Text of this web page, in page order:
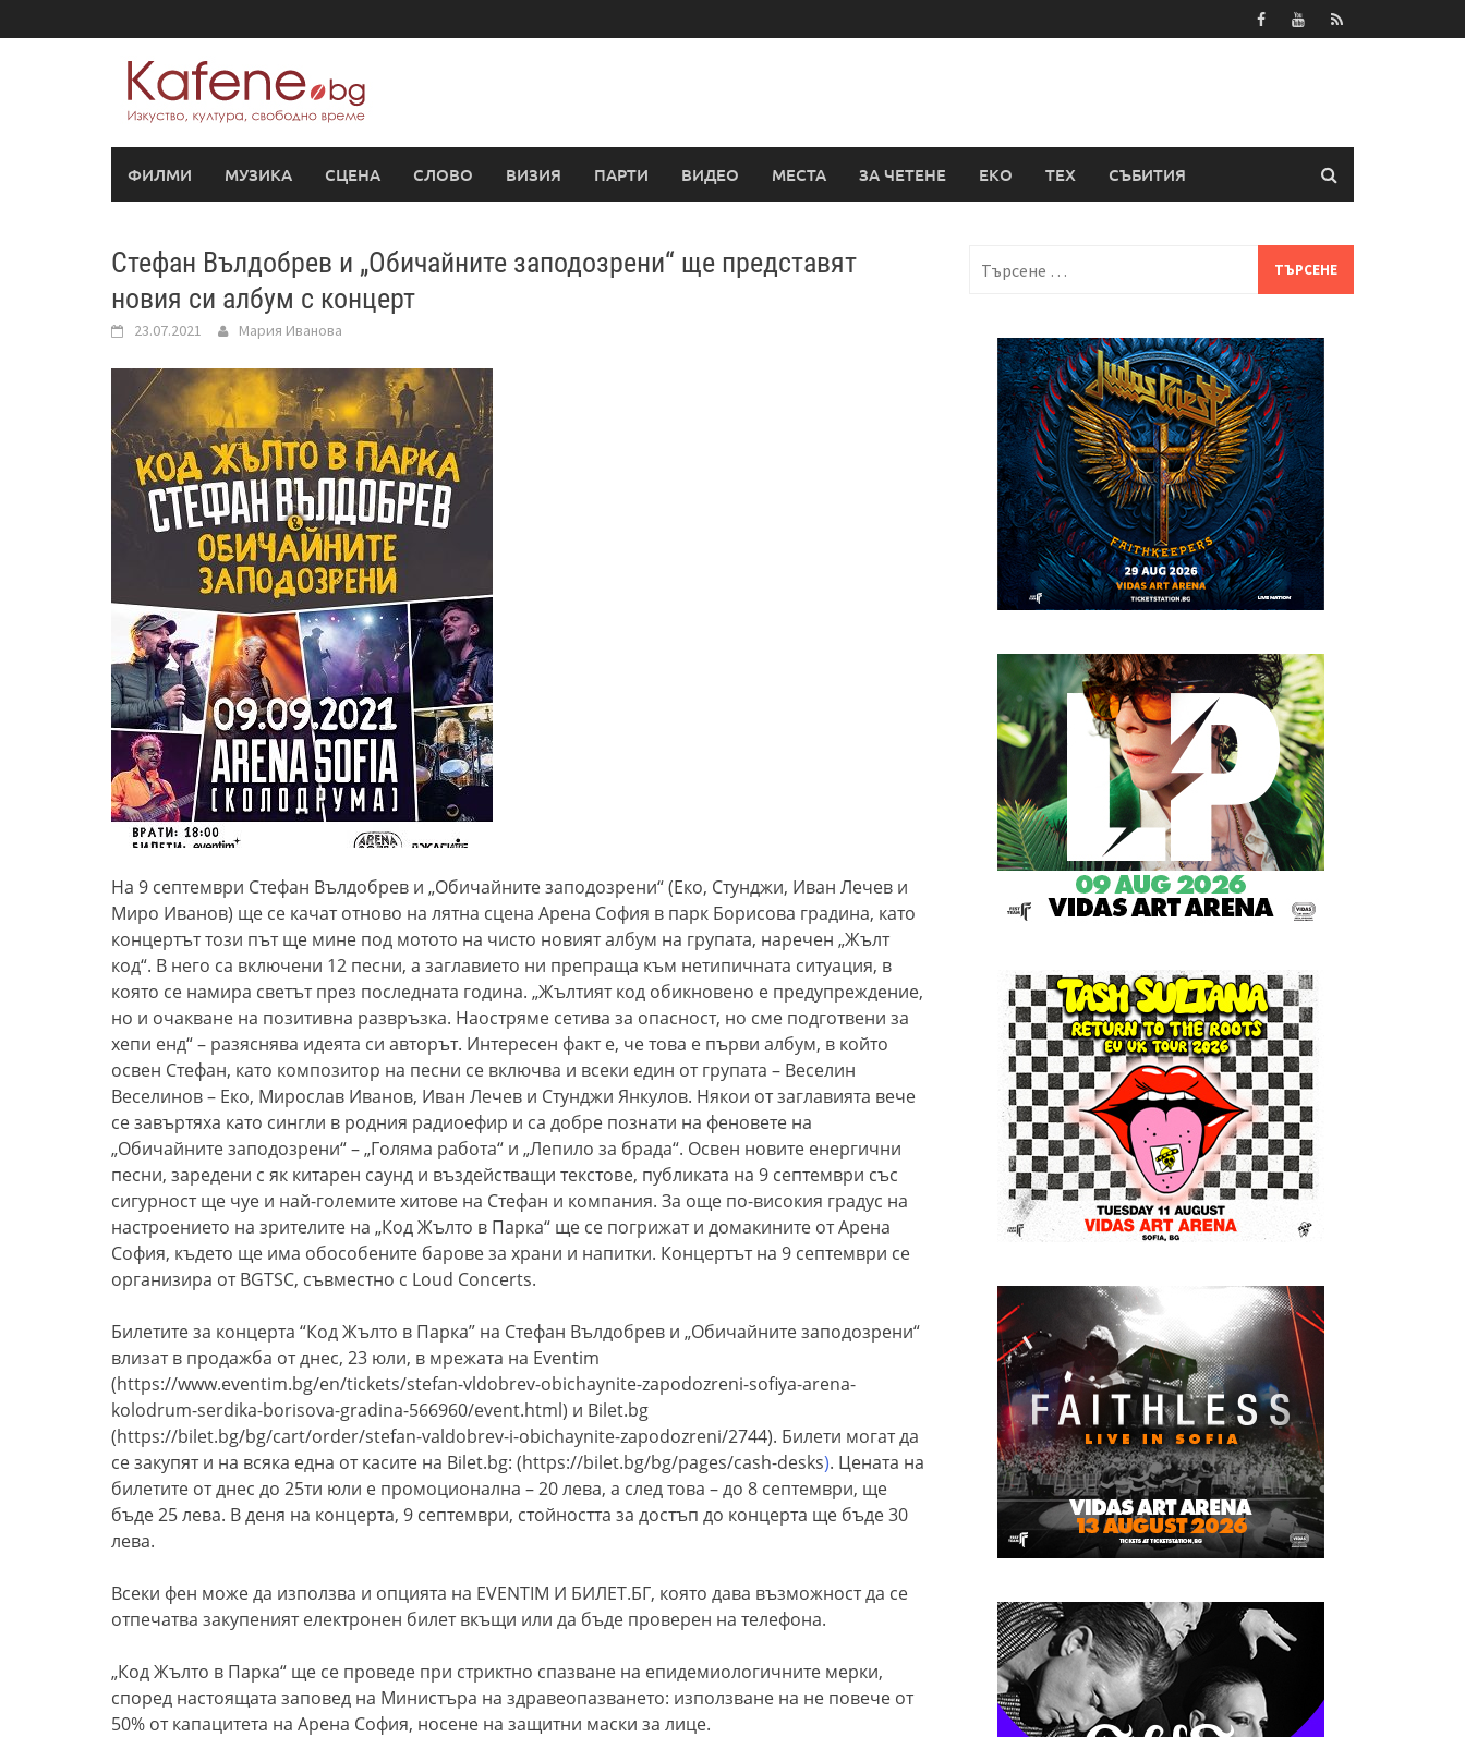
to
ФИЛМИ МУЗИКА СЦЕНА СЛОВО ВИЗИЯ ПАРТИ ВИДЕО МЕСТА ЗА ЧЕТЕНЕ ЕКО ТЕХ СЪБИТИЯ
Стефан Вълдобрев и „Обичайните заподозрени“ ще представят
новия си албум с концерт
23.07.2021 Мария Иванова
На 9 септември Стефан Вълдобрев и „Обичайните заподозрени“(Еко, Стунджи, Иван Лечев и
Миро Иванов) ще се качат отново на лятна сцена Арена София в парк Борисова градина, като
концертът този път ще мине под мотото на чисто новият албум на групата, наречен „Жълт
код“. В него са включени 12 песни, а заглавието ни препраща към нетипичната ситуация, в
която се намира светът през последната година. „Жълтият код обикновено е предупреждение,
но и очакване на позитивна развръзка. Наостряме сетива за опасност, но сме подготвени за
хепи енд“ – разяснява идеята си авторът. Интересен факт е, че това е първи албум, в който
освен Стефан, като композитор на песни се включва и всеки един от групата – Веселин
Веселинов – Еко, Мирослав Иванов, Иван Лечев и Стунджи Янкулов. Някои от заглавията вече
се завъртяха като сингли в родния радиоефир и са добре познати на феновете на
„Обичайните заподозрени“ – „Голяма работа“ и „Лепило за брада“. Освен новите енергични
песни, заредени с як китарен саунд и въздействащи текстове, публиката на 9 септември със
сигурност ще чуе и най-големите хитове на Стефан и компания. За още по-високия градус на
настроението на зрителите на „Код Жълто в Парка“ ще се погрижат и домакините от Арена
София, където ще има обособените барове за храни и напитки. Концертът на 9 септември се
организира отBGTSC, съвместно с Loud Concerts.
Билетите за концерта “Код Жълто в Парка” на Стефан Вълдобрев и „Обичайните заподозрени“
влизат в продажба от днес, 23 юли, в мрежата на Eventim
(https://www.eventim.bg/en/tickets/stefan-vldobrev-obichaynite-zapodozreni-sofiya-arena-
kolodrum-serdika-borisova-gradina-566960/event.html) и Bilet.bg
(https://bilet.bg/bg/cart/order/stefan-valdobrev-i-obichaynite-zapodozreni/2744). Билети могат да
се закупят и на всяка една от касите на Bilet.bg: (https://bilet.bg/bg/pages/cash-desks). Цената на
билетите от днес до 25ти юли е промоционална – 20 лева, а след това – до 8 септември, ще
бъде 25 лева. В деня на концерта, 9 септември, стойността за достъп до концерта ще бъде 30
лева.
Всеки фен може да използва и опцията на EVENTIM И БИЛЕТ.БГ, която дава възможност да се
отпечатва закупеният електронен билет вкъщи или да бъде проверен на телефона.
„Код Жълто в Парка“ ще се проведе при стриктно спазване на епидемиологичните мерки,
според настоящата заповед на Министъра на здравеопазването: използване на не повече от
50% от капацитета на Арена София, носене на защитни маски за лице.
за: